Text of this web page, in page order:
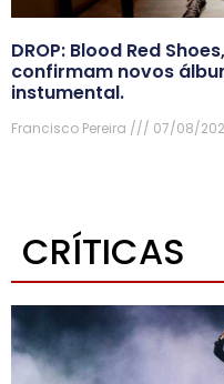
DROP: Blood Red
confirmam novos
instumental.
Francisco Pereira 07/08/
CRÍTICAS